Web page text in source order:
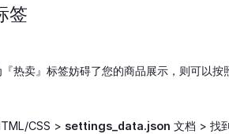
签
热卖』标签妨碍了您的商品展示，则可以按
CSS > settings_data.json 文档 > 找